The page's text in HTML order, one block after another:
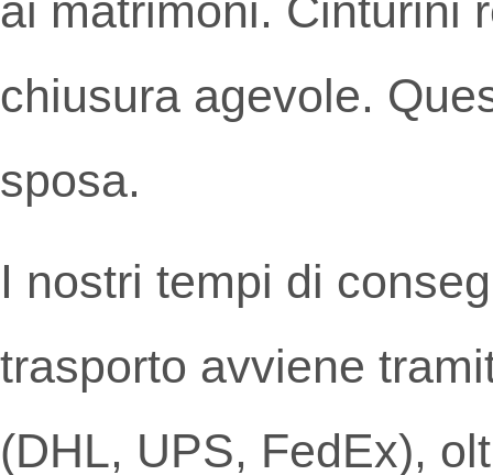
ai matrimoni. Cinturini
chiusura agevole.
sposa.
I nostri tempi di
trasporto avviene
(DHL, UPS, FedEx),